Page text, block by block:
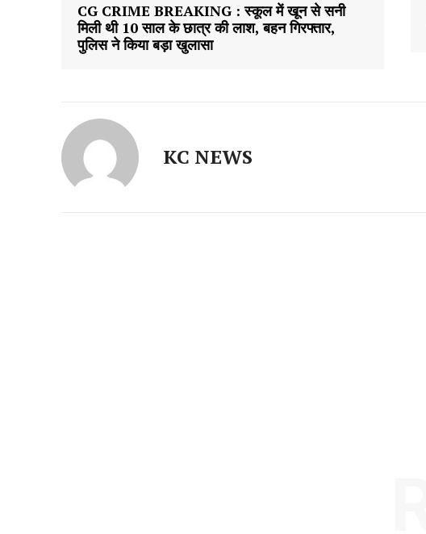
CG CRIME BREAKING : स्कूल में खून से सनी
मिली थी 10 साल के छात्र की लाश, बहन गिरफ्तार,
पुलिस ने किया बड़ा खुलासा
KC NEWS